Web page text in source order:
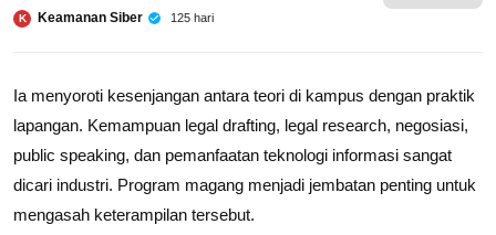
K Keamanan Siber 125 hari
Ia menyoroti kesenjangan antara teori di kampus dengan praktik
lapangan. Kemampuan legal drafting, legal research, negosiasi,
public speaking, dan pemanfaatan teknologi informasi sangat
dicari industri. Program magang menjadi jembatan penting untuk
mengasah keterampilan tersebut.